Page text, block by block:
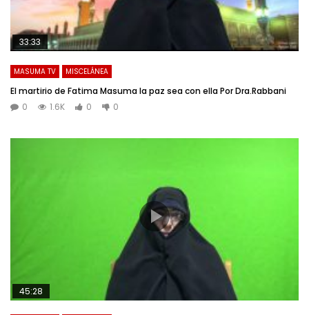
33:33
MASUMA TV MISCELÁNEA
El martirio de Fatima Masuma la paz sea con ella Por Dra.Rabbani
0
1.6K 0 0
45:28